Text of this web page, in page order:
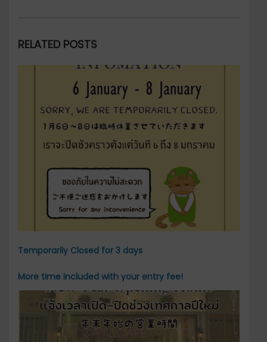
ョ
ン
RELATED POSTS
Temporarily Closed for 3 days
More time included with your entry fee!